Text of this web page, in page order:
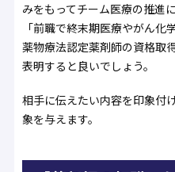
みをもってチーム医療の推進
「前職で終末期医療やがん
薬物療法認定薬剤師の資格取
表明すると良いでしょう。
相手に伝えたい内容を印象付
象を与えます。